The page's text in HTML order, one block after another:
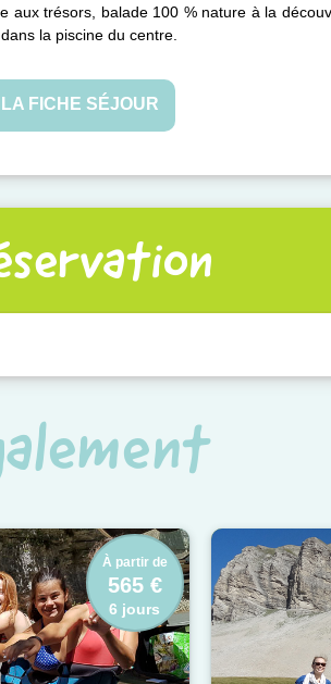
trésors, balade 100 % nature à la
la piscine du centre.
FICHE SÉJOUR
À partir de
565 €
6 jours